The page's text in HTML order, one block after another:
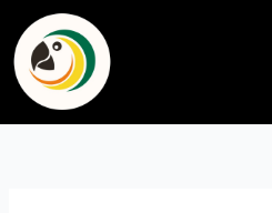
content